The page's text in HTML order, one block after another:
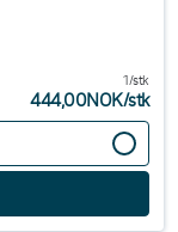
1/stk
444,00NOK/stk